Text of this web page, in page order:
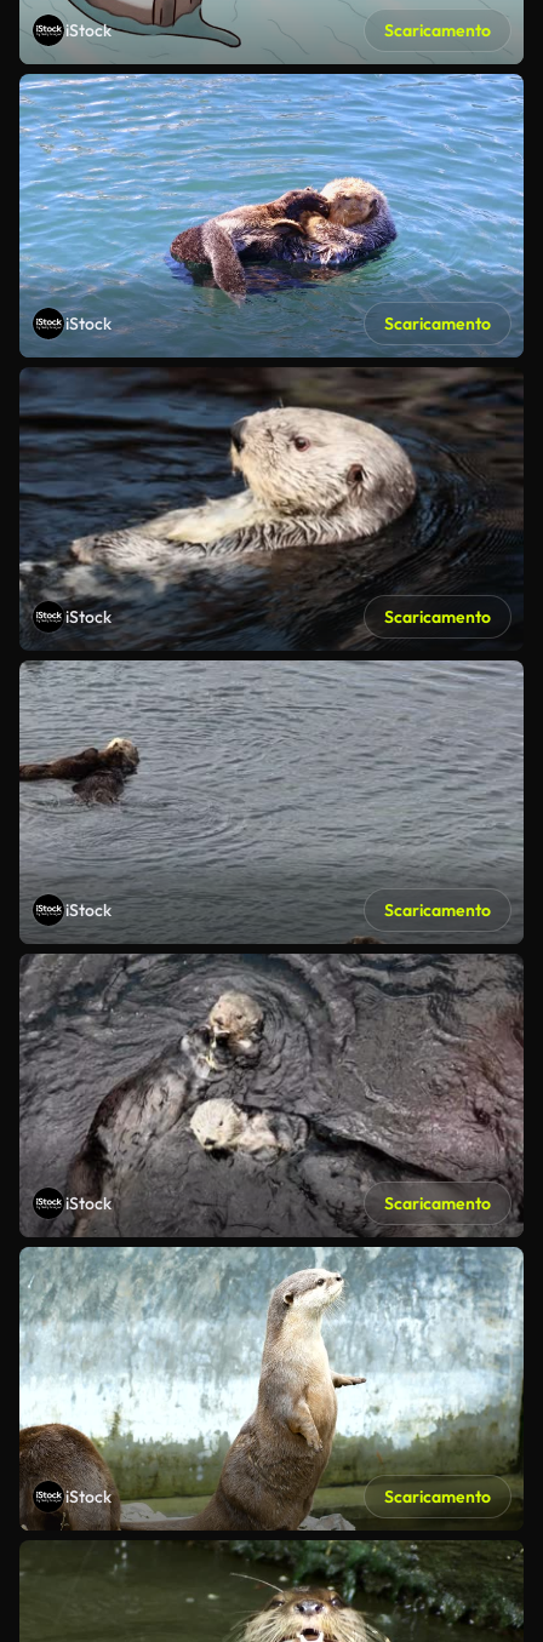
iStock Scaricamento
iStock Scaricamento
iStock Scaricamento
iStock Scaricamento
iStock Scaricamento
iStock Scaricamento